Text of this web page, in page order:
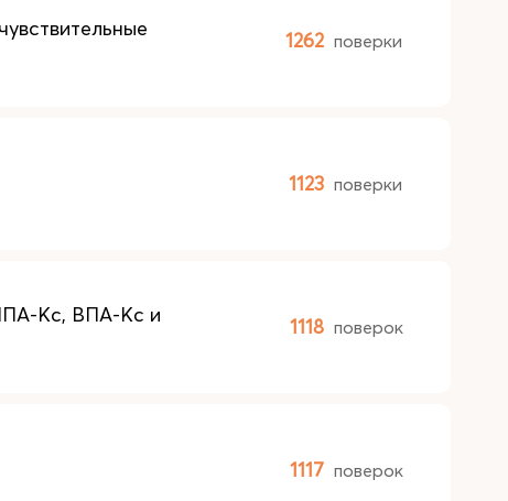
1262 поверки
1123 поверки
Кс, ВПА-Кс и
1118 поверок
1117 поверок